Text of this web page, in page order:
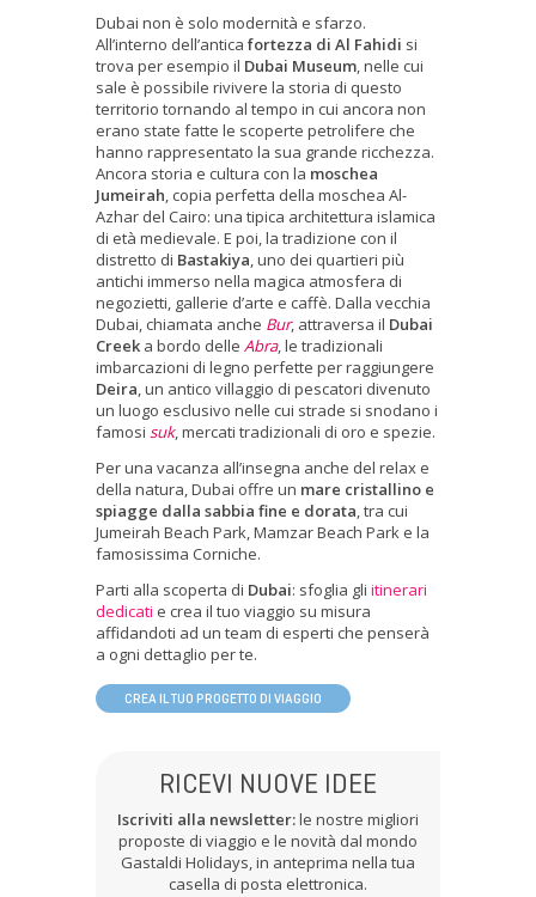
Dubai non è solo modernità e sfarzo.
All’interno dell’antica fortezza di Al Fahidi si
trova per esempio il Dubai Museum, nelle cui
sale è possibile rivivere la storia di questo
territorio tornando al tempo in cui ancora non
erano state fatte le scoperte petrolifere che
hanno rappresentato la sua grande ricchezza.
Ancora storia e cultura con la moschea
Jumeirah, copia perfetta della moschea Al-
Azhar del Cairo: una tipica architettura islamica
di età medievale. E poi, la tradizione con il
distretto di Bastakiya, uno dei quartieri più
antichi immerso nella magica atmosfera di
negozietti, gallerie d’arte e caffè. Dalla vecchia
Dubai, chiamata anche Bur, attraversa il Dubai
Creek a bordo delle Abra, le tradizionali
imbarcazioni di legno perfette per raggiungere
Deira, un antico villaggio di pescatori divenuto
un luogo esclusivo nelle cui strade si snodano i
famosi suk, mercati tradizionali di oro e spezie.
Per una vacanza all’insegna anche del relax e
della natura, Dubai offre un mare cristallino e
spiagge dalla sabbia fine e dorata, tra cui
Jumeirah Beach Park, Mamzar Beach Park e la
famosissima Corniche.
Parti alla scoperta di Dubai: sfoglia gli itinerari
dedicati e crea il tuo viaggio su misura
affidandoti ad un team di esperti che penserà
a ogni dettaglio per te.
CREA IL TUO PROGETTO DI VIAGGIO
RICEVI NUOVE IDEE
Iscriviti alla newsletter:le nostre migliori
proposte di viaggio e le novità dal mondo
Gastaldi Holidays, in anteprima nella tua
casella di posta elettronica.